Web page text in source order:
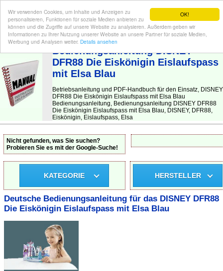
OK!
Wir verwenden Cookies, um Inhalte und Anzeigen zu
personalisieren, Funktionen für soziale Medien anbieten zu
können und die Zugriffe auf unsere Website zu analysieren. Außerdem geben wir
Informationen zu Ihrer Nutzung unserer Website an unsere Partner für soziale Medien,
Werbung und Analysen weiter. Details ansehen
BEDIENUNGSANLEITUNG| Hier finden Sie die deutsche Anleitung!
Bedienungsanleitung DISNEY
DFR88 Die Eiskönigin Eislaufspass
mit Elsa Blau
Betriebsanleitung und PDF-Handbuch für den Einsatz, DISNEY
DFR88 Die Eiskönigin Eislaufspass mit Elsa Blau
Bedienungsanleitung, Bedienungsanleitung DISNEY DFR88
Die Eiskönigin Eislaufspass mit Elsa Blau, DISNEY, DFR88,
Eiskönigin, Eislaufspass, Elsa
Nicht gefunden, was Sie suchen?
Probieren Sie es mit der Google-Suche!
KATEGORIE HERSTELLER
Deutsche Bedienungsanleitung für das DISNEY DFR88
Die Eiskönigin Eislaufspass mit Elsa Blau